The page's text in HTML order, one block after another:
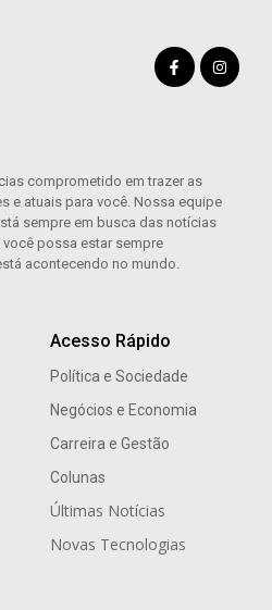
comprometido em trazer as
e atuais para você. Nossa equipe
sempre em busca das notícias
possa estar sempre
acontecendo no mundo.
Acesso Rápido
Política e Sociedade
Negócios e Economia
Carreira e Gestão
Colunas
Últimas Notícias
Novas Tecnologias